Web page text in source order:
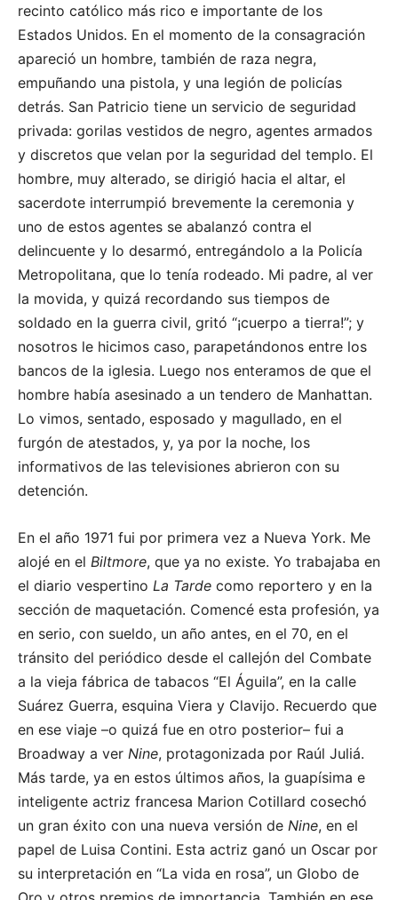
recinto católico más rico e importante de los
Estados Unidos. En el momento de la consagración
apareció un hombre, también de raza negra,
empuñando una pistola, y una legión de policías
detrás. San Patricio tiene un servicio de seguridad
privada: gorilas vestidos de negro, agentes armados
y discretos que velan por la seguridad del templo. El
hombre, muy alterado, se dirigió hacia el altar, el
sacerdote interrumpió brevemente la ceremonia y
uno de estos agentes se abalanzó contra el
delincuente y lo desarmó, entregándolo a la Policía
Metropolitana, que lo tenía rodeado. Mi padre, al ver
la movida, y quizá recordando sus tiempos de
soldado en la guerra civil, gritó “¡cuerpo a tierra!”; y
nosotros le hicimos caso, parapetándonos entre los
bancos de la iglesia. Luego nos enteramos de que el
hombre había asesinado a un tendero de Manhattan.
Lo vimos, sentado, esposado y magullado, en el
furgón de atestados, y, ya por la noche, los
informativos de las televisiones abrieron con su
detención.
En el año 1971 fui por primera vez a Nueva York. Me
alojé en el Biltmore, que ya no existe. Yo trabajaba en
el diario vespertino La Tarde como reportero y en la
sección de maquetación. Comencé esta profesión, ya
en serio, con sueldo, un año antes, en el 70, en el
tránsito del periódico desde el callejón del Combate
a la vieja fábrica de tabacos “El Águila”, en la calle
Suárez Guerra, esquina Viera y Clavijo. Recuerdo que
en ese viaje –o quizá fue en otro posterior– fui a
Broadway a ver Nine, protagonizada por Raúl Juliá.
Más tarde, ya en estos últimos años, la guapísima e
inteligente actriz francesa Marion Cotillard cosechó
un gran éxito con una nueva versión de Nine, en el
papel de Luisa Contini. Esta actriz ganó un Oscar por
su interpretación en “La vida en rosa”, un Globo de